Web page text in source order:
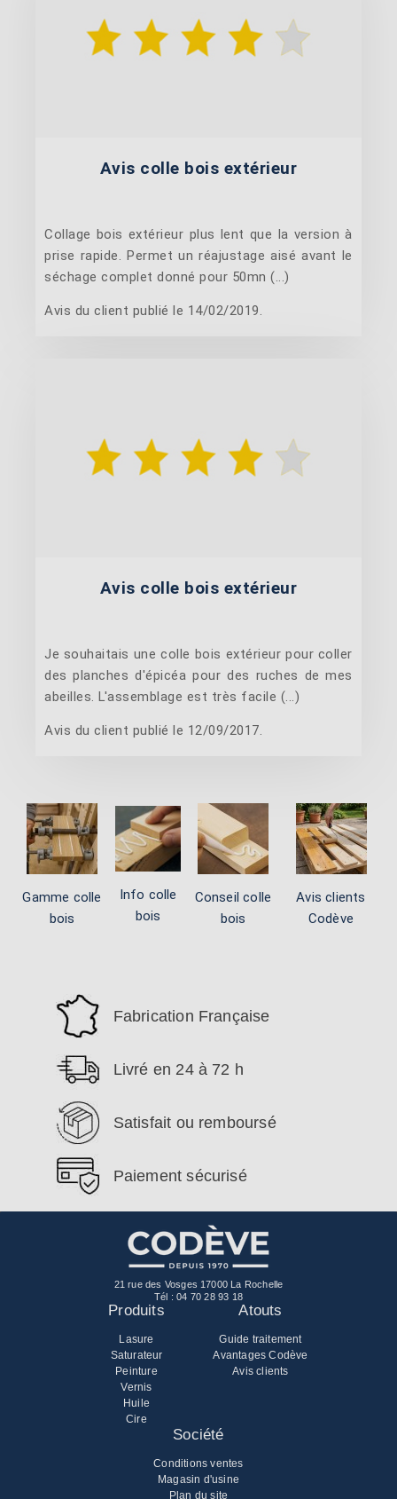
Avis colle bois extérieur
Collage bois extérieur plus lent que la version à
prise rapide. Permet un réajustage aisé avant le
séchage complet donné pour 50mn (...)
Avis du client publié le 14/02/2019.
Avis colle bois extérieur
Je souhaitais une colle bois extérieur pour coller
des planches d'épicéa pour des ruches de mes
abeilles. L'assemblage est très facile (...)
Avis du client publié le 12/09/2017.
Gamme colle
bois
Info colle
bois
Conseil colle
bois
Avis clients
Codève
Fabrication Française
Livré en 24 à 72 h
Satisfait ou remboursé
Paiement sécurisé
21 rue des Vosges 17000 La Rochelle
Tél :04 70 28 93 18
Produits
Lasure
Saturateur
Peinture
Vernis
Huile
Cire
Atouts
Guide traitement
Avantages Codève
Avis clients
Société
Conditions ventes
Magasin d'usine
Plan du site